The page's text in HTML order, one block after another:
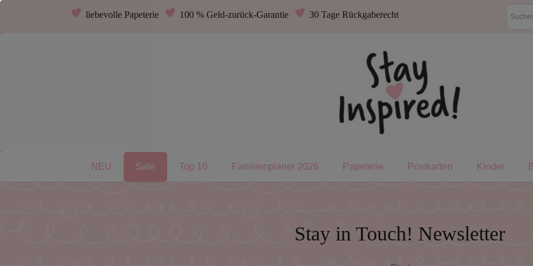
liebevolle Papeterie 100 % Geld-zurück-Garantie 30 Tage Rückgaberecht
NEU Sale Top 10 Familienplaner 2026 Papeterie Postkarten Kinder
Stay in Touch! Newsletter